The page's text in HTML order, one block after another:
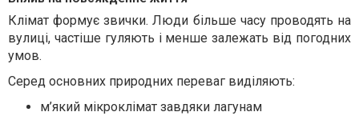
Клімат формує звички. Люди більше часу проводять на
вулиці, частіше гуляють і менше залежать від погодних
умов.
Серед основних природних переваг виділяють:
м’який мікроклімат завдяки лагунам